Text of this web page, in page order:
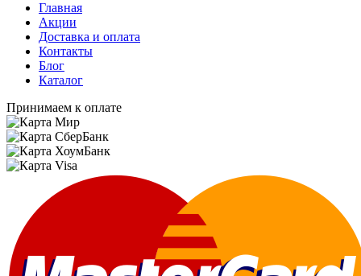
Главная
Акции
Доставка и оплата
Контакты
Блог
Каталог
Принимаем к оплате